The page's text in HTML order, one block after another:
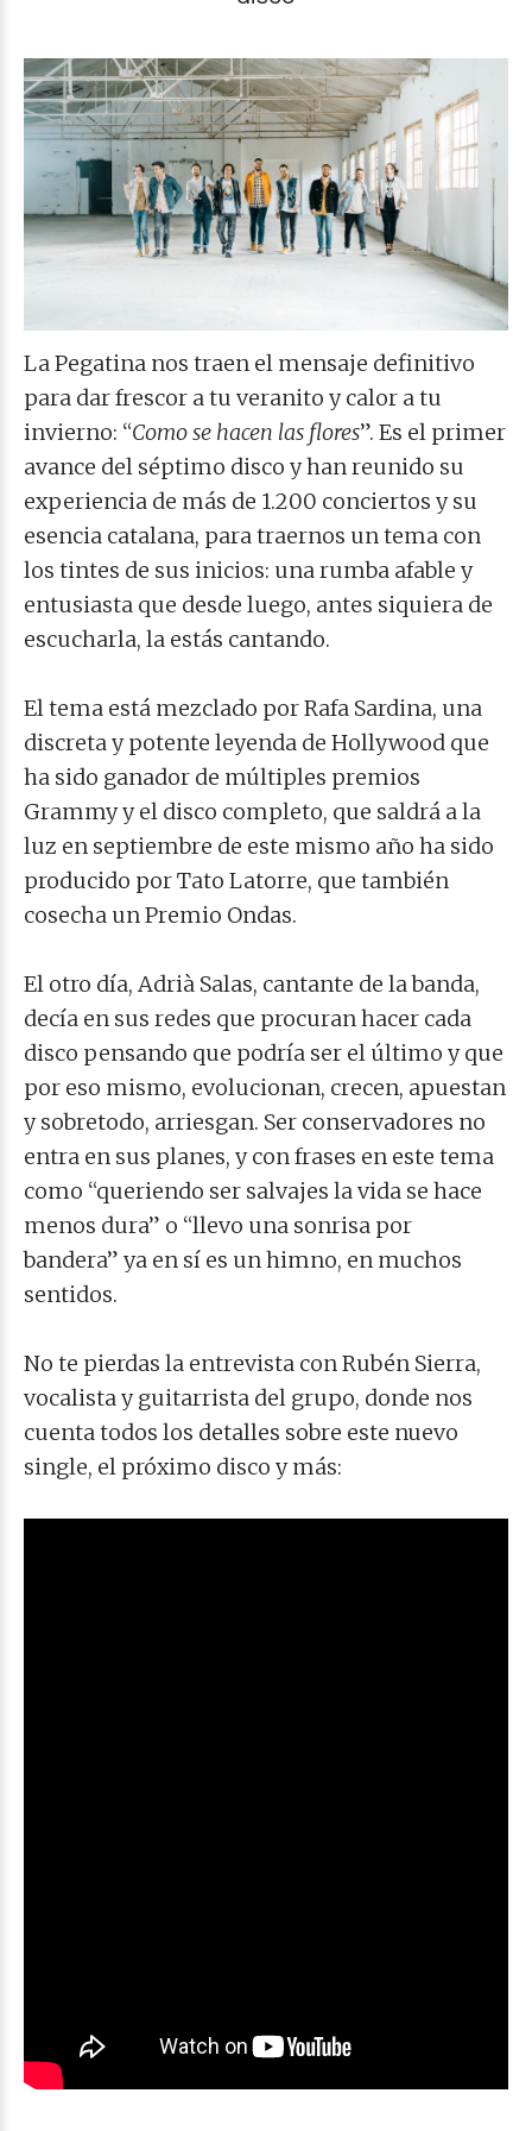
La Pegatina nos traen el mensaje definitivo
para dar frescor a tu veranito y calor a tu
invierno: “Como se hacen las flores”. Es el primer
avance del séptimo disco y han reunido su
experiencia de más de 1.200 conciertos y su
esencia catalana, para traernos un tema con
los tintes de sus inicios: una rumba afable y
entusiasta que desde luego, antes siquiera de
escucharla, la estás cantando.
El tema está mezclado por Rafa Sardina, una
discreta y potente leyenda de Hollywood que
ha sido ganador de múltiples premios
Grammy y el disco completo, que saldrá a la
luz en septiembre de este mismo año ha sido
producido por Tato Latorre, que también
cosecha un Premio Ondas.
El otro día, Adrià Salas, cantante de la banda,
decía en sus redes que procuran hacer cada
disco pensando que podría ser el último y que
por eso mismo, evolucionan, crecen, apuestan
y sobretodo, arriesgan. Ser conservadores no
entra en sus planes, y con frases en este tema
como “queriendo ser salvajes la vida se hace
menos dura” o “llevo una sonrisa por
bandera” ya en sí es un himno, en muchos
sentidos.
No te pierdas la entrevista con Rubén Sierra,
vocalista y guitarrista del grupo, donde nos
cuenta todos los detalles sobre este nuevo
single, el próximo disco y más: